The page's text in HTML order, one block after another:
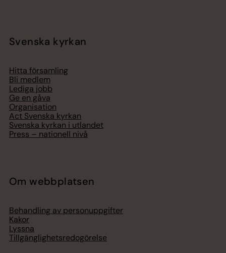
Svenska kyrkan
Hitta församling
Bli medlem
Lediga jobb
Ge en gåva
Organisation
Act Svenska kyrkan
Svenska kyrkan i utlandet
Press – nationell nivå
Om webbplatsen
Behandling av personuppgifter
Kakor
Lyssna
Tillgänglighetsredogörelse